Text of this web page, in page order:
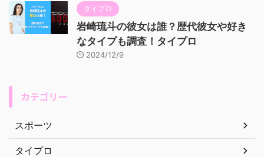
タイプロ
岩崎琉斗の彼女は誰？歴代彼女や好き
なタイプも調査！タイプロ
2024/12/9
カテゴリー
スポーツ
タイプロ